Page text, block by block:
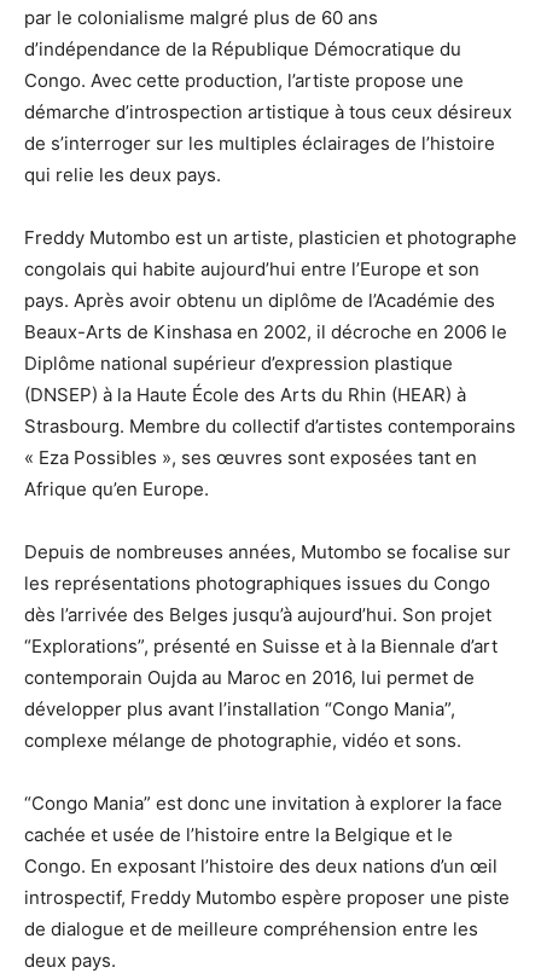
par le colonialisme malgré plus de 60 ans
d’indépendance de la République Démocratique du
Congo. Avec cette production, l’artiste propose une
démarche d’introspection artistique à tous ceux désireux
de s’interroger sur les multiples éclairages de l’histoire
qui relie les deux pays.
Freddy Mutombo est un artiste, plasticien et photographe
congolais qui habite aujourd’hui entre l’Europe et son
pays. Après avoir obtenu un diplôme de l’Académie des
Beaux-Arts de Kinshasa en 2002, il décroche en 2006 le
Diplôme national supérieur d’expression plastique
(DNSEP) à la Haute École des Arts du Rhin (HEAR) à
Strasbourg. Membre du collectif d’artistes contemporains
« Eza Possibles », ses œuvres sont exposées tant en
Afrique qu’en Europe.
Depuis de nombreuses années, Mutombo se focalise sur
les représentations photographiques issues du Congo
dès l’arrivée des Belges jusqu’à aujourd’hui. Son projet
“Explorations”, présenté en Suisse et à la Biennale d’art
contemporain Oujda au Maroc en 2016, lui permet de
développer plus avant l’installation “Congo Mania”,
complexe mélange de photographie, vidéo et sons.
“Congo Mania” est donc une invitation à explorer la face
cachée et usée de l’histoire entre la Belgique et le
Congo. En exposant l’histoire des deux nations d’un œil
introspectif, Freddy Mutombo espère proposer une piste
de dialogue et de meilleure compréhension entre les
deux pays.